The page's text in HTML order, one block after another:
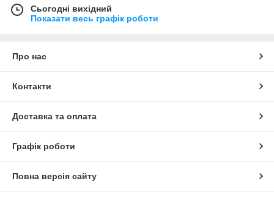
Сьогодні вихідний
Показати весь графік роботи
Про нас
Контакти
Доставка та оплата
Графік роботи
Повна версія сайту